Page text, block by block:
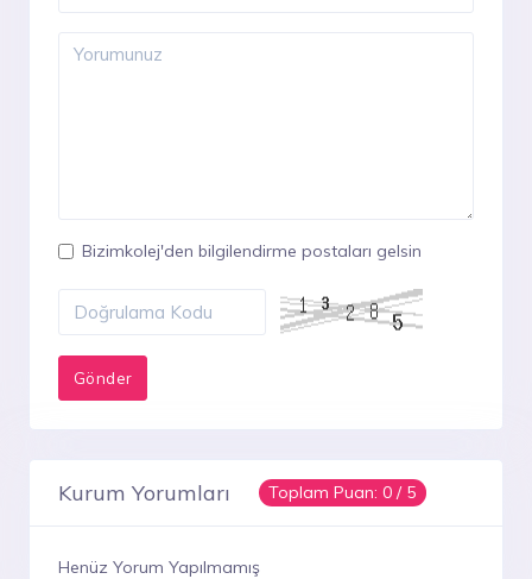
Bizimkolej'den bilgilendirme postaları gelsin
Kurum Yorumları Toplam Puan:0 / 5
Henüz Yorum Yapılmamış